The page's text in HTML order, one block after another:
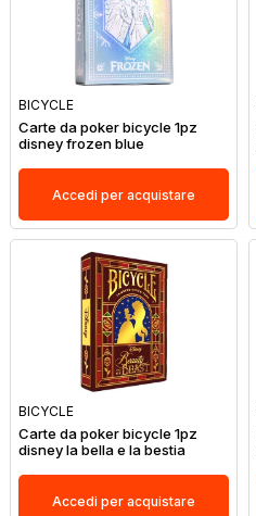
BICYCLE
Carte da poker bicycle 1pz
disney frozen blue
Accedi per acquistare
BICYCLE
Carte da poker bicycle 1pz
disney la bella e la bestia
Accedi per acquistare